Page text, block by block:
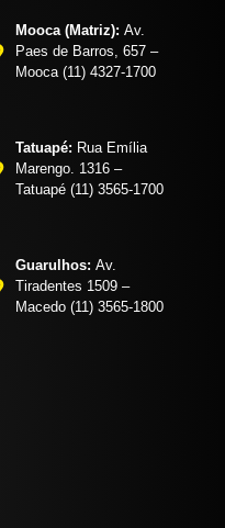
Mooca (Matriz): Av.
Paes de Barros, 657 –
Mooca (11) 4327-1700
Tatuapé: Rua Emília
Marengo. 1316 –
Tatuapé (11) 3565-1700
Guarulhos: Av.
Tiradentes 1509 –
Macedo (11) 3565-1800